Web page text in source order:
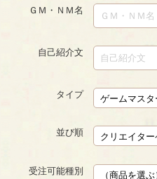
ＧＭ・ＮＭ名
自己紹介文
タイプ
並び順
受注可能種別